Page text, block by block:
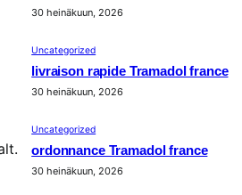
30 heinäkuun, 2026
Uncategorized
livraison rapide Tramadol france
30 heinäkuun, 2026
Uncategorized
ordonnance Tramadol france
30 heinäkuun, 2026